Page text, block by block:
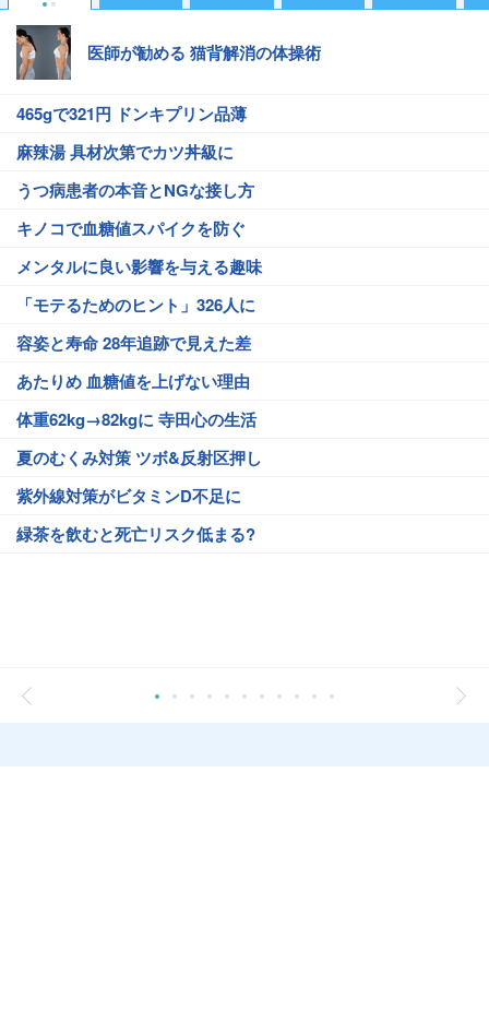
医師が勧める 猫背解消の体操術
465gで321円 ドンキプリン品薄
麻辣湯 具材次第でカツ丼級に
うつ病患者の本音とNGな接し方
キノコで血糖値スパイクを防ぐ
メンタルに良い影響を与える趣味
「モテるためのヒント」326人に
容姿と寿命 28年追跡で見えた差
あたりめ 血糖値を上げない理由
体重62kg→82kgに 寺田心の生活
夏のむくみ対策 ツボ&反射区押し
紫外線対策がビタミンD不足に
緑茶を飲むと死亡リスク低まる?